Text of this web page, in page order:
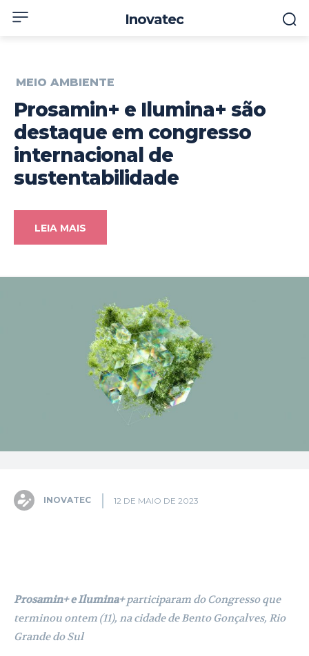
Inovatec
MEIO AMBIENTE
Prosamin+ e Ilumina+ são
destaque em congresso
internacional de
sustentabilidade
LEIA MAIS
INOVATEC 12 DE MAIO DE 2023
Prosamin+ e Ilumina+participaram do Congresso que
terminou ontem (11), na cidade de Bento Gonçalves, Rio
Grande do Sul